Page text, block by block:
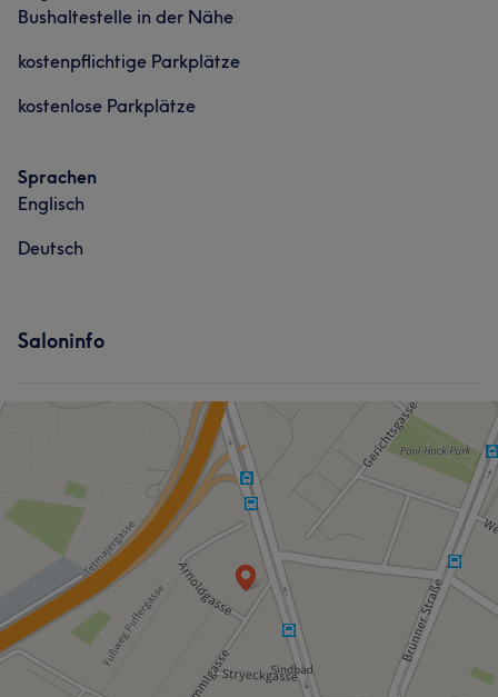
Bushaltestelle in der Nähe
kostenpflichtige Parkplätze
kostenlose Parkplätze
Sprachen
Englisch
Deutsch
Saloninfo